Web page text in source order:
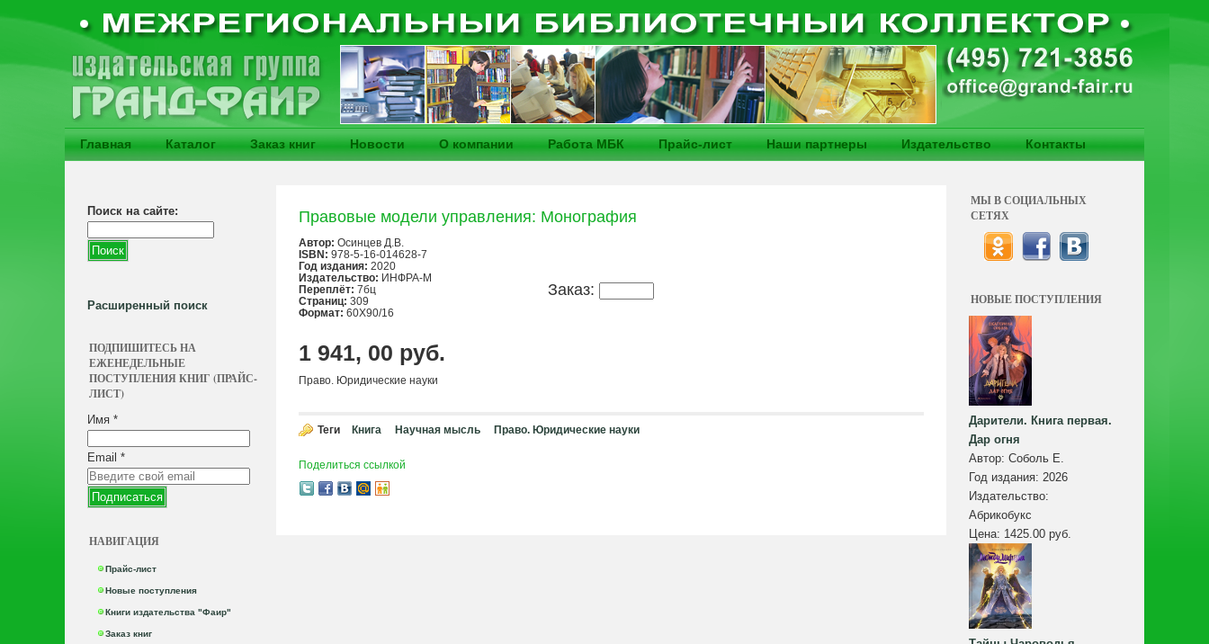
Главная Каталог Заказ книг Новости О компании Работа МБК Прайс-лист Наши партнеры Издательство Контакты
Поиск на сайте:
Расширенный поиск
ПОДПИШИТЕСЬ НА
ЕЖЕНЕДЕЛЬНЫЕ
ПОСТУПЛЕНИЯ КНИГ (ПРАЙС-
ЛИСТ)
Имя *
Email *
НАВИГАЦИЯ
Прайс-лист
Новые поступления
Книги издательства "Фаир"
Заказ книг
Правовые модели управления: Монография
Заказ:
Автор: Осинцев Д.В.
ISBN: 978-5-16-014628-7
Год издания: 2020
Издательство: ИНФРА-М
Переплёт: 7бц
Страниц: 309
Формат: 60X90/16
1 941, 00 руб.
Право. Юридические науки
Теги Книга Научная мысль Право. Юридические науки
Поделиться ссылкой
МЫ В СОЦИАЛЬНЫХ
СЕТЯХ
НОВЫЕ ПОСТУПЛЕНИЯ
Дарители. Книга первая.
Дар огня
Автор: Соболь Е.
Год издания: 2026
Издательство:
Абрикобукс
Цена: 1425.00 руб.